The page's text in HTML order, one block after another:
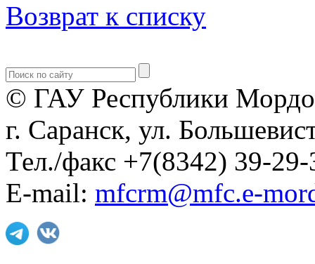
Возврат к списку
© ГАУ Республики
г. Саранск, ул.
Тел./факс +7(8342) 39-29-
E-mail: mfcrm@mfc.e-